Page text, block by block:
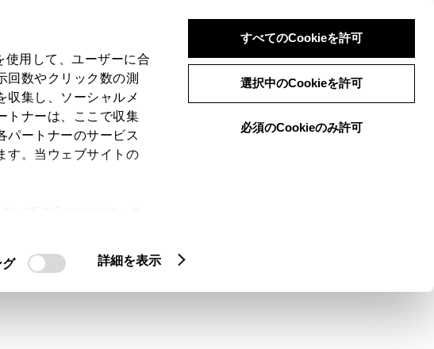
用して、ユーザーに合
回数やクリック数の測
収集し、ソーシャルメ
トナーは、ここで収集
パートナーのサービス
す。当ウェブサイトの
詳細を表示
すべてのCookieを許可
選択中のCookieを許可
必須のCookieのみ許可
ログイン 検索 メニュー